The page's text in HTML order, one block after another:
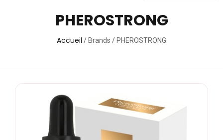
PHEROSTRONG
Accueil / Brands / PHEROSTRONG